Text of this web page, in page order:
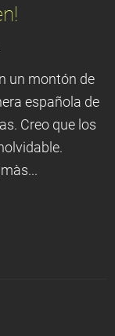
un montón de
española de
Creo que los